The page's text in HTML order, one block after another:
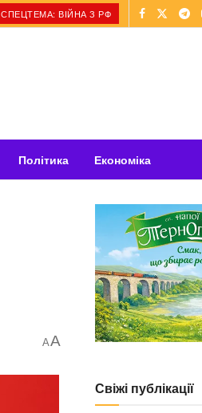
СПЕЦТЕМА: ВІЙНА З РФ
Політика Економіка
AA
Свіжі публікації